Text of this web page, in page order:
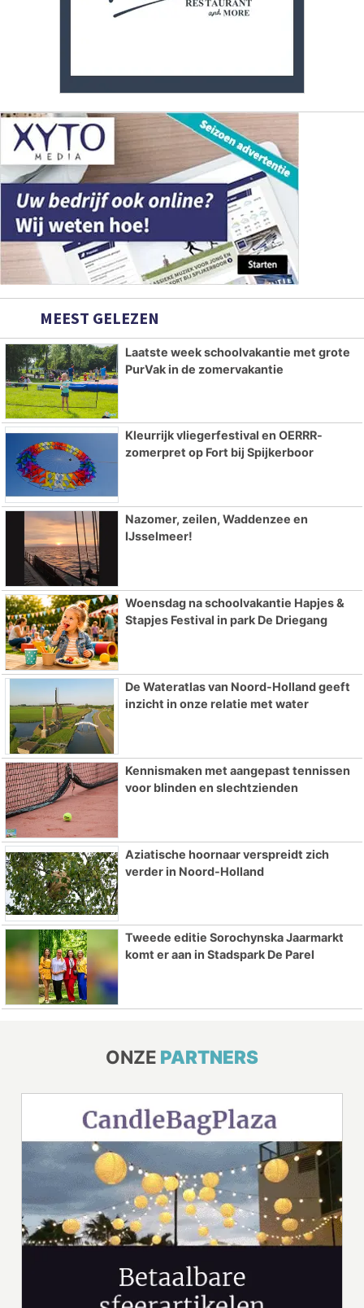
MEEST GELEZEN
Laatste week schoolvakantie met grote
PurVak in de zomervakantie
Kleurrijk vliegerfestival en OERRR-
zomerpret op Fort bij Spijkerboor
Nazomer, zeilen, Waddenzee en
IJsselmeer!
Woensdag na schoolvakantie Hapjes &
Stapjes Festival in park De Driegang
De Wateratlas van Noord-Holland geeft
inzicht in onze relatie met water
Kennismaken met aangepast tennissen
voor blinden en slechtzienden
Aziatische hoornaar verspreidt zich
verder in Noord-Holland
Tweede editie Sorochynska Jaarmarkt
komt er aan in Stadspark De Parel
ONZE PARTNERS